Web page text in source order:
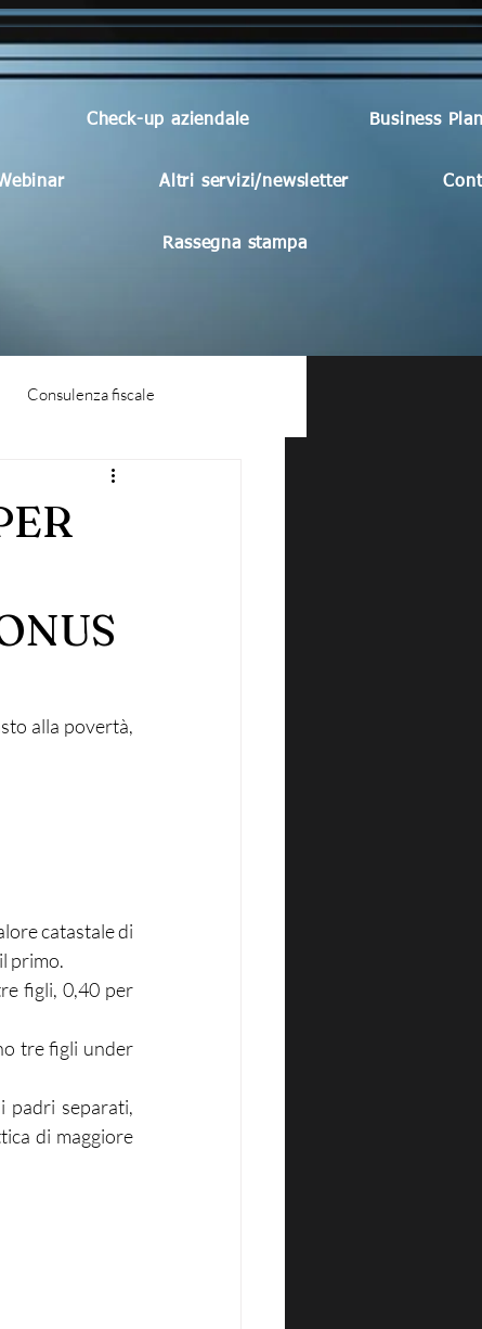
Check-up aziendale Business
Altri servizi/newsletter
Rassegna stampa
Consulenza fiscale
alla povertà,
catastale di
primo.
figli, 0,40 per
tre figli under
padri separati,
di maggiore